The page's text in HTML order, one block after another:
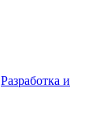
Разработка и